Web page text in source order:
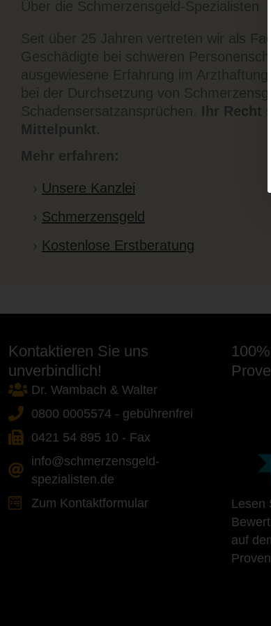
Über die Schmerzensgeld-Spezialisten
Seit über 25 Jahren vertreten wir als
Geschädigte bei schweren
ausgewiesene Erfahrung im
bei der Durchsetzung von
Schadensersatzansprüchen. Ihr Recht
Mittelpunkt.
Mehr erfahren:
Unsere Kanzlei
Schmerzensgeld
Kostenlose Erstberatung
Kontaktieren Sie uns
unverbindlich!
Dr. Wambach & Walter
0800 0005574 - gebührenfrei
0421 54 895 10 - Fax
info@schmerzensgeld-
spezialisten.de
Zum Kontaktformular
Lesen
auf